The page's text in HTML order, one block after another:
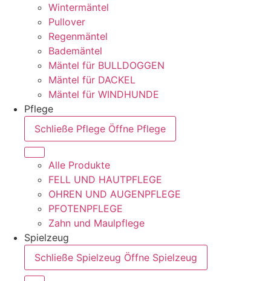
Wintermäntel
Pullover
Regenmäntel
Bademäntel
Mäntel für BULLDOGGEN
Mäntel für DACKEL
Mäntel für WINDHUNDE
Pflege
Schließe Pflege Öffne Pflege
Alle Produkte
FELL UND HAUTPFLEGE
OHREN UND AUGENPFLEGE
PFOTENPFLEGE
Zahn und Maulpflege
Spielzeug
Schließe Spielzeug Öffne Spielzeug